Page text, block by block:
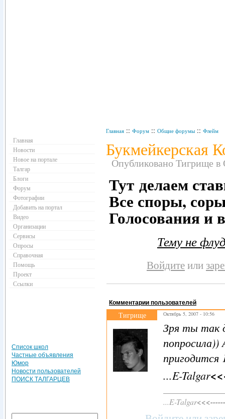
Главная :: Форум :: Общие форумы :: Флейм
Букмейкерская
Опубликовано Тигрище в
Тут делаем
Все споры,
Голосования и
Тему не
Войдитеили
Комментарии пользователей
Тигрище Октябрь 5, 2007 - 10:56
Зря ты так
пригодится
...E-Talgar
...E-Talgar
Главная
Новости
Новое на портале
Талгар
Блоги
Форум
Фотографии
Добавить на портал
Видео
Организации
Сервисы
Опросы
Справочная
Помощь
Проект
Ссылки
Список школ
Частные объявления
Юмор
Новости пользователей
ПОИСК ТАЛГАРЦЕВ